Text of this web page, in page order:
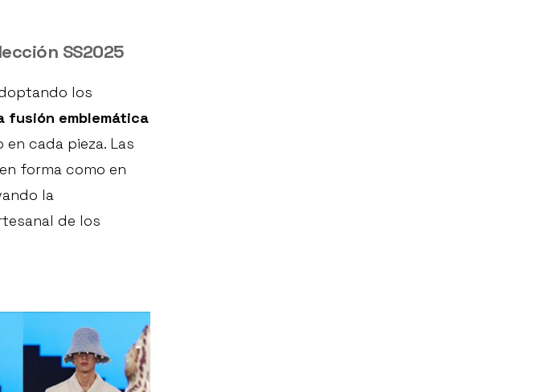
SS2025
los
fusión emblemática
cada pieza. Las
forma como en
la
de los